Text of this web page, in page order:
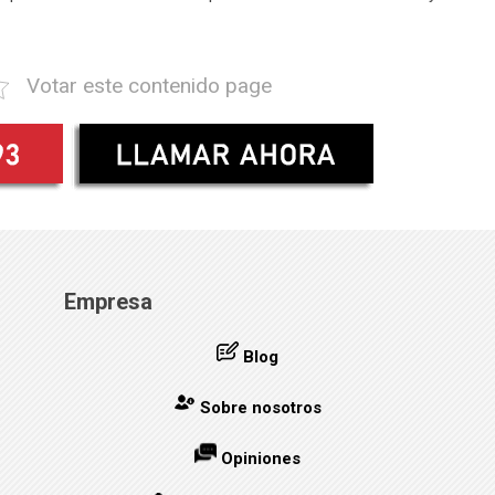
Votar este contenido page
Empresa
Blog
Sobre nosotros
Opiniones